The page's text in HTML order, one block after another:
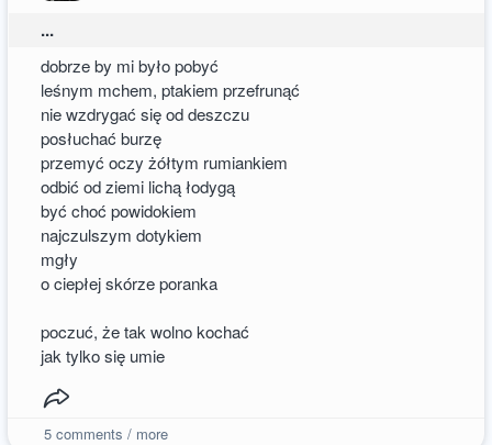
...
dobrze by mi było pobyć
leśnym mchem, ptakiem przefrunąć
nie wzdrygać się od deszczu
posłuchać burzę
przemyć oczy żółtym rumiankiem
odbić od ziemi lichą łodygą
być choć powidokiem
najczulszym dotykiem
mgły
o ciepłej skórze poranka
poczuć, że tak wolno kochać
jak tylko się umie
5comments / more